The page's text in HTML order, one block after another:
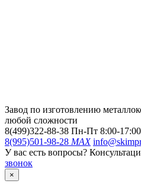
Завод по изготовлению
любой сложности
8(499)322-88-38 Пн-Пт 8:00-17:00
8(995)501-98-28 MAX
У вас есть вопросы?
звонок
×